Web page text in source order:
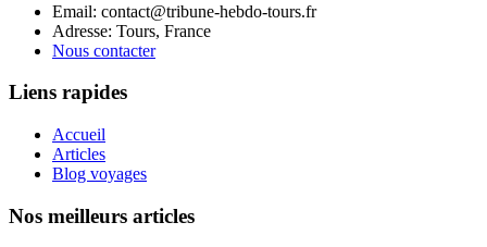
Email: contact@tribune-hebdo-tours.fr
Adresse: Tours, France
Nous contacter
Liens rapides
Accueil
Articles
Blog voyages
Nos meilleurs articles